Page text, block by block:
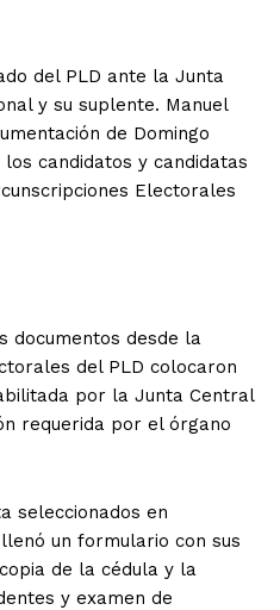
del PLD ante la Junta
y su suplente. Manuel
de Domingo
candidatos y candidatas
Electorales
documentos desde la
del PLD colocaron
por la Junta Central
requerida por el órgano
seleccionados en
un formulario con sus
de la cédula y la
y examen de